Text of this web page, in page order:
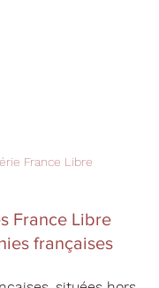
France Libre
France Libre
françaises